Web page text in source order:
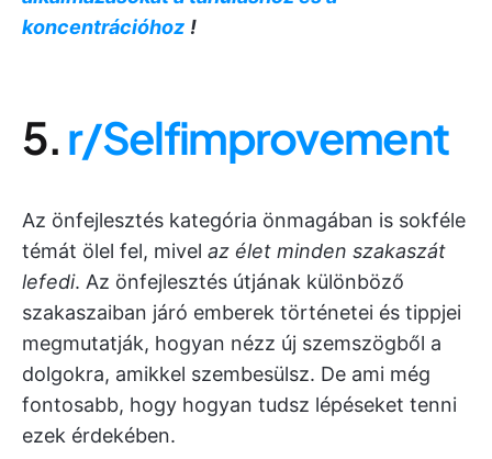
koncentrációhoz !
5.r/Selfimprovement
Az önfejlesztés kategória önmagában is sokféle
témát ölel fel, mivel az élet minden szakaszát
lefedi. Az önfejlesztés útjának különböző
szakaszaiban járó emberek történetei és tippjei
megmutatják, hogyan nézz új szemszögből a
dolgokra, amikkel szembesülsz. De ami még
fontosabb, hogy hogyan tudsz lépéseket tenni
ezek érdekében.